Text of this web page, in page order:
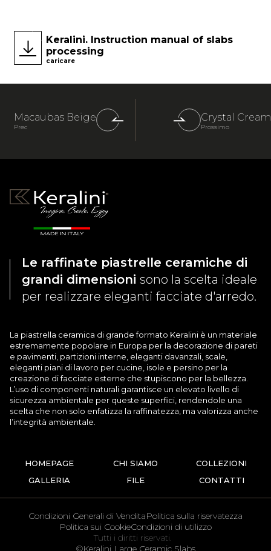
Keralini. Instruction manual of slabs
processing
caricare
Macaubas Beige
Prec
Crystal Cream
Prossimo
Le raffinate piastrelle ceramiche di
grandi dimensioni sono la scelta ideale
per realizzare eleganti facciate d'arredo.
La piastrella ceramica di grande formato Keralini è un materiale
estremamente popolare in Europa per la decorazione di pareti
e pavimenti, partizioni interne, eleganti davanzali, scale,
eleganti piani di lavoro per cucine, isole e persino per la
creazione di facciate esterne che stupiscono per la bellezza.
L’uso di componenti naturali garantisce un elevato livello di
sicurezza ambientale per queste superfici, rendendole una
scelta che non solo enfatizza la raffinatezza, ma valorizza anche
l’integrità ambientale.
HOMEPAGE CHI SIAMO
COLLEZIONI
GALLERIA
FILE CONTATTI
Tutti i diritti riservati.
©Keralini Large Ceramic Slabs
Condizioni Generali di VenditaPolitica sulla riservatezza
Politica sui CookieCondizioni di utilizzo